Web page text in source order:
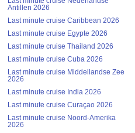
Antillen 2026
Last minute cruise Caribbean 2026
Last minute cruise Egypte 2026
Last minute cruise Thailand 2026
Last minute cruise Cuba 2026
Last minute cruise Middellandse Zee
2026
Last minute cruise India 2026
Last minute cruise Curaçao 2026
Last minute cruise Noord-Amerika
2026